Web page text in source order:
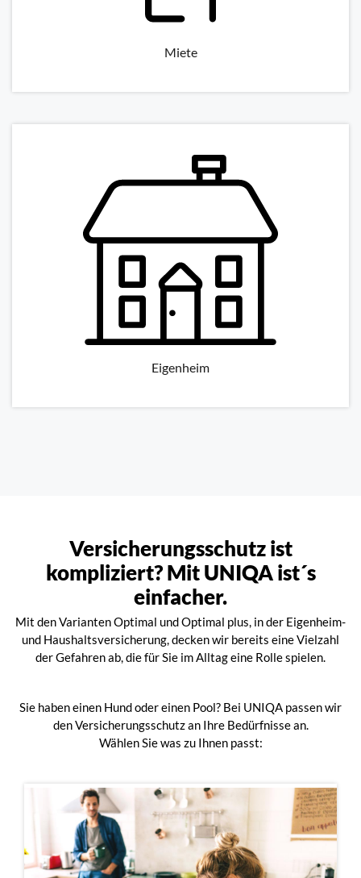
Miete
Eigenheim
Versicherungsschutz ist
kompliziert? Mit UNIQA ist´s
einfacher.
Mit den Varianten Optimal und Optimal plus, in der Eigenheim-
und Haushaltsversicherung, decken wir bereits eine Vielzahl
der Gefahren ab, die für Sie im Alltag eine Rolle spielen.
Sie haben einen Hund oder einen Pool? Bei UNIQA passen wir
den Versicherungsschutz an Ihre Bedürfnisse an.
Wählen Sie was zu Ihnen passt: